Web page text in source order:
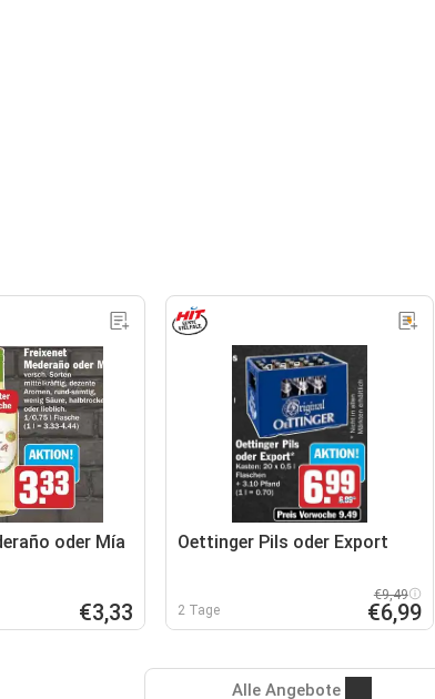
oder Mía
€3,33
Oettinger Pils oder Export
2 Tage
€9,49
€6,99
Alle Angebote